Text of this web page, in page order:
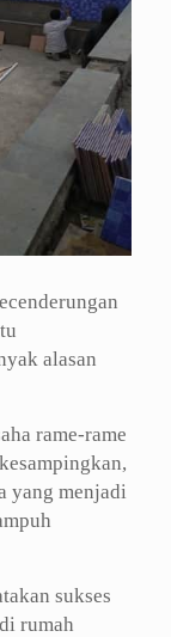
alasan
rame-rame
yang menjadi
sukses
rumah